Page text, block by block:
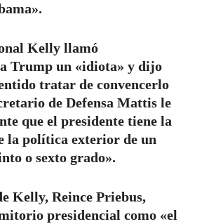
Kelly llamó
Trump un «idiota» y dijo
tratar de convencerlo
de Defensa Mattis le
que el presidente tiene la
la política exterior de un
o sexto grado».
Kelly, Reince Priebus,
presidencial como «el